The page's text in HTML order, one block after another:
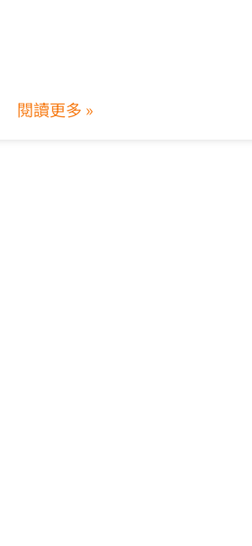
閱讀更多 »